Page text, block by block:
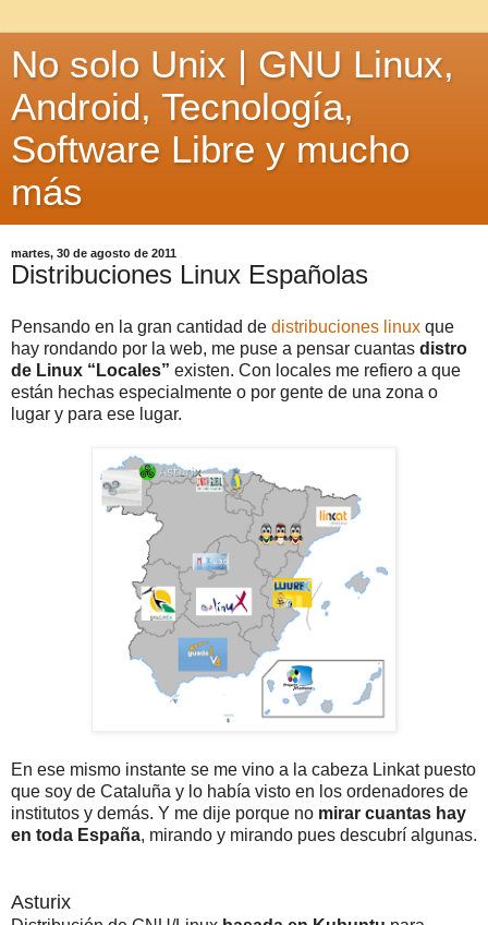
No solo Unix | GNU Linux,
Android, Tecnología,
Software Libre y mucho
más
martes, 30 de agosto de 2011
Distribuciones Linux Españolas
Pensando en la gran cantidad de distribuciones linux que
hay rondando por la web, me puse a pensar cuantas distro
de Linux “Locales” existen. Con locales me refiero a que
están hechas especialmente o por gente de una zona o
lugar y para ese lugar.
En ese mismo instante se me vino a la cabeza Linkat puesto
que soy de Cataluña y lo había visto en los ordenadores de
institutos y demás. Y me dije porque no mirar cuantas hay
en toda España, mirando y mirando pues descubrí algunas.
Asturix